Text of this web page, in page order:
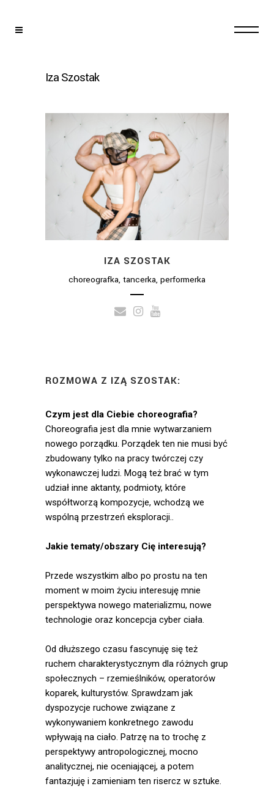
Iza Szostak
Urodziłam się w 1984 roku w
Warszawie. Jestem
absolwentką
Ogólnokształcącej Szkoły
Baletowej w Warszawie oraz
Codarts/Rotterdam Dance
Academy w Holandii.
Studiowałam również w
Instytucie Etnologii i
Uniwersytecie Warszawskim.
Jestem stypendystką
Polskiego Ministerstwa
Kultury, Holenderskiego Corrie
Alternatywnej Akademii Tańca,
Foundation oraz Visegrad
Fund. Odbyłam staż w Belgii w
zespole Jana
Fabre/Troubleyn.
Oto tytuły niektórych spektakli,
których jestem autorką: „Balet
koparyczny”, „Skaj Is the
Limit”, „le journal secret”,
Cunningham”, “Ciało. Dziecko.
„National Affairs”.
Zajmuje się tańcem,
performansem oraz
choreografią. W swojej
wykorzystuję założenia
nowego materializmu, co
pozwala mi postrzegać
materię jako siłę aktywną i
sprawczą, a prace
choreograficzne opierać na
wykreowanym systemie
komunikacji między ciałem i
obiektem. Jako budulca
używam przetworzonych
IZA SZOSTAK
choreografka, tancerka, performerka
ROZMOWA Z IZĄ SZOSTAK:
Czym jest dla Ciebie choreografia?
Choreografia jest dla mnie wytwarzaniem
nowego porządku. Porządek ten nie musi być
zbudowany tylko na pracy twórczej czy
wykonawczej ludzi. Mogą też brać w tym
udział inne aktanty, podmioty, które
współtworzą kompozycje, wchodzą we
wspólną przestrzeń eksploracji..
Jakie tematy/obszary Cię interesują?
Przede wszystkim albo po prostu na ten
moment w moim życiu interesuję mnie
perspektywa nowego materializmu, nowe
technologie oraz koncepcja cyber ciała.
Od dłuższego czasu fascynuję się też
ruchem charakterystycznym dla różnych grup
społecznych – rzemieślników, operatorów
koparek, kulturystów. Sprawdzam jak
dyspozycje ruchowe związane z
wykonywaniem konkretnego zawodu
wpływają na ciało. Patrzę na to trochę z
perspektywy antropologicznej, mocno
analitycznej, nie oceniającej, a potem
fantazjuję i zamieniam ten risercz w sztuke.